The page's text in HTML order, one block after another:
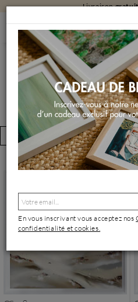
Livraison
GALERIE D'ART CARRÉ D'ARTISTES LYON
GALERIE D'ART
LYON
FILTRER
(154 œuvres)
En vous inscrivant vous acceptez nos
confidentialité et cookies.